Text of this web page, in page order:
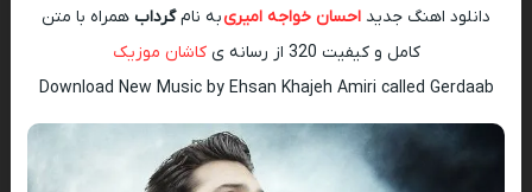
دانلود اهنگ جدید احسان خواجه امیریبه نامگرداب همراه با متن
کامل و کیفیت 320 از رسانه ی
کاشان موزیک
Download New Music by Ehsan Khajeh Amiri called Gerdaab